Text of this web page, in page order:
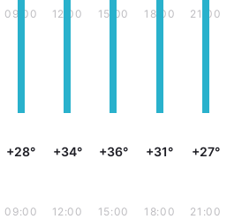
09:00
+28°
12:00
+34°
15:00
+36°
18:00
+31°
21:00
+27°
09:00 12:00 15:00 18:00 21:00